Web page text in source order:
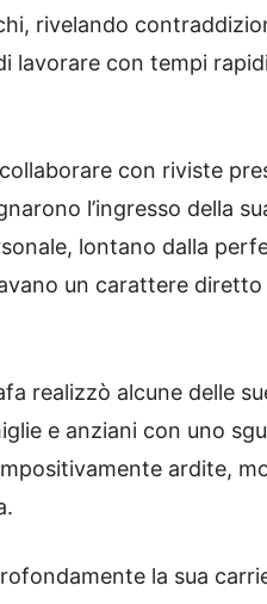
rivelando
lavorare con tempi
con riviste
l’ingresso della
lontano dalla
un carattere
realizzò alcune delle
e anziani con uno
ardite,
la sua